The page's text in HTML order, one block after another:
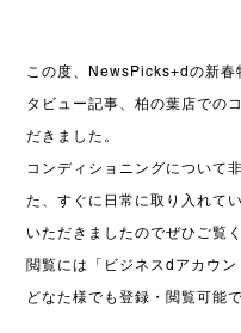
この度、NewsPicks+dの新春
タビュー記事、柏の葉店での
だきました。
コンディショニングについて
た、すぐに日常に取り入れて
いただきましたのでぜひご覧
閲覧には「ビジネスdアカウ
どなた様でも登録・閲覧可能で